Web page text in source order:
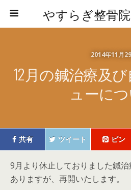
やすらぎ整骨
2014年11月
12月の鍼治療及
ューに
共有 ツイート ピン
9月より休止しておりました鍼
ありますが、再開いたします。